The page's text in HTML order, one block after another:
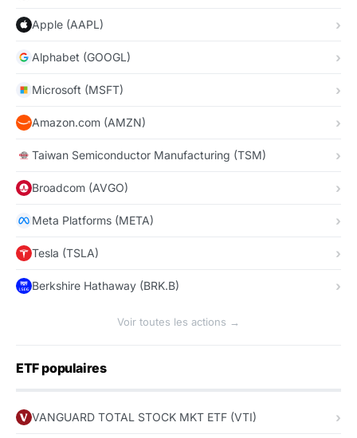
Apple (AAPL)
Alphabet (GOOGL)
Microsoft (MSFT)
Amazon.com (AMZN)
Taiwan Semiconductor Manufacturing (TSM)
Broadcom (AVGO)
Meta Platforms (META)
Tesla (TSLA)
Berkshire Hathaway (BRK.B)
Voir toutes les actions →
ETF populaires
VANGUARD TOTAL STOCK MKT ETF (VTI)